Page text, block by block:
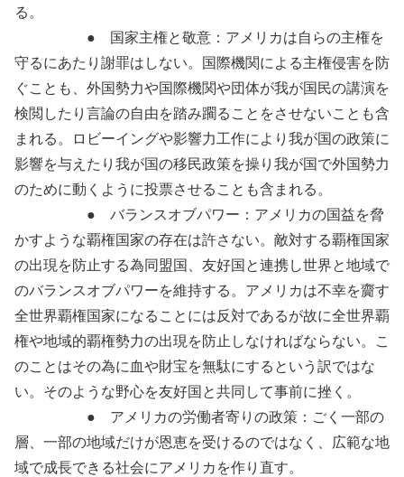
る。
● 国家主権と敬意：アメリカは自らの主権を
守るにあたり謝罪はしない。国際機関による主権侵害を防
ぐことも、外国勢力や国際機関や団体が我が国民の講演を
検閲したり言論の自由を踏み躙ることをさせないことも含
まれる。ロビーイングや影響力工作により我が国の政策に
影響を与えたり我が国の移民政策を操り我が国で外国勢力
のために動くように投票させることも含まれる。
● バランスオブパワー：アメリカの国益を脅
かすような覇権国家の存在は許さない。敵対する覇権国家
の出現を防止する為同盟国、友好国と連携し世界と地域で
のバランスオブパワーを維持する。アメリカは不幸を齎す
全世界覇権国家になることには反対であるが故に全世界覇
権や地域的覇権勢力の出現を防止しなければならない。こ
のことはその為に血や財宝を無駄にするという訳ではな
い。そのような野心を友好国と共同して事前に挫く。
● アメリカの労働者寄りの政策：ごく一部の
層、一部の地域だけが恩恵を受けるのではなく、広範な地
域で成長できる社会にアメリカを作り直す。